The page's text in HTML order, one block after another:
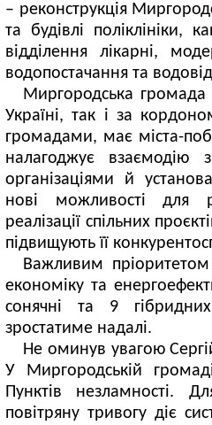
– реконструкція
та будівлі поліклініки,
відділення лікарні,
водопостачання та
Миргородська громада
Україні, так і за
громадами, має міста-
налагоджує взаємодію
організаціями й
нові можливості для
реалізації спільних
підвищують її
Важливим
економіку та
сонячні та 9 гібридних
зростатиме надалі.
Не оминув увагою
У Миргородській
Пунктів незламності.
повітряну тривогу діє